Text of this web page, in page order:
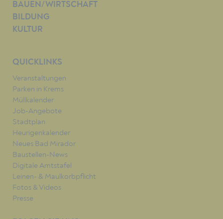
BAUEN/WIRTSCHAFT
BILDUNG
KULTUR
QUICKLINKS
Veranstaltungen
Parken in Krems
Müllkalender
Job-Angebote
Stadtplan
Heurigenkalender
Neues Bad Mirador
Baustellen-News
Digitale Amtstafel
Leinen- & Maulkorbpflicht
Fotos & Videos
Presse